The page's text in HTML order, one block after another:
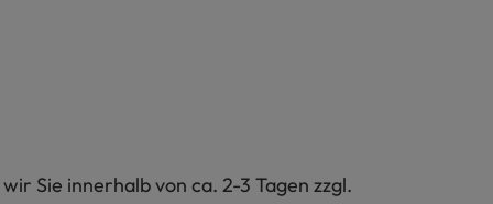
Sie innerhalb von ca. 2-3 Tagen zzgl.